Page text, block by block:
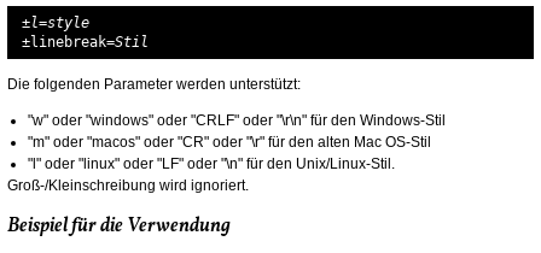
±l=style
±linebreak=Stil
Die folgenden Parameter werden unterstützt:
"w" oder "windows" oder "CRLF" oder "\r\n" für den Windows-Stil
"m" oder "macos" oder "CR" oder "\r" für den alten Mac OS-Stil
"l" oder "linux" oder "LF" oder "\n" für den Unix/Linux-Stil.
Groß-/Kleinschreibung wird ignoriert.
Beispiel für die Verwendung